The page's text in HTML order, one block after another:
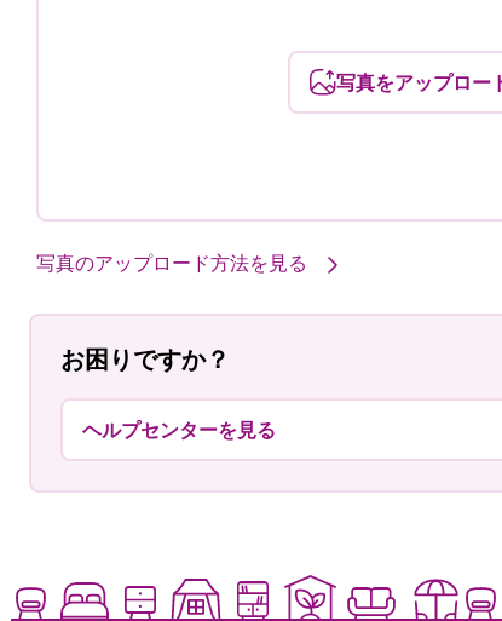
写真をアップロー
写真のアップロード方法を見る
お困りですか？
ヘルプセンターを見る